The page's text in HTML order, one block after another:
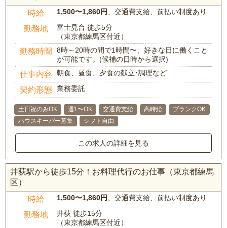
時給 1,500〜1,860円 、交通費支給、前払い制度あり
勤務地
富士見台 徒歩5分
（東京都練馬区付近）
勤務時間
8時～20時の間で1時間〜、好きな日に働くこと
が可能です。(候補の日時から選択)
仕事内容 朝食、昼食、夕食の献立･調理など
契約形態 業務委託
土日祝のみOK 週1〜OK 交通費支給 高時給
ブランクOK
ハウスキーパー募集
シフト自由
この求人の詳細を見る
井荻駅から徒歩15分！お料理代行のお仕事（東京都練馬
区）
時給 1,500〜1,860円 、交通費支給、前払い制度あり
勤務地
井荻 徒歩15分
（東京都練馬区付近）